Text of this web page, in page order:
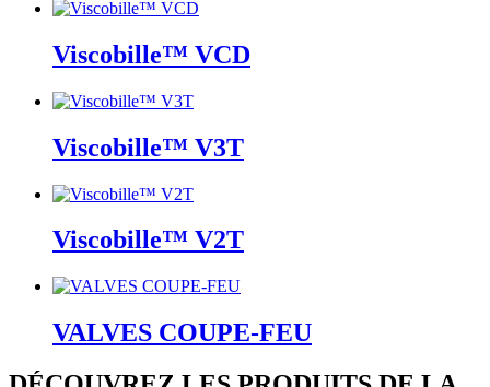
Viscobille™ VCD
Viscobille™ V3T
Viscobille™ V2T
VALVES COUPE-FEU